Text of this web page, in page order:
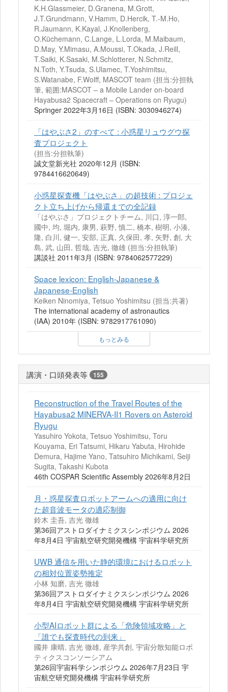
K.H.Glassmeier, D.Granena, M.Grott,
J.T.Grundmann, V.Hamm, D.Hercik, T.-M.Ho,
R.Jaumann, K.Kayal, J.Knollenberg,
O.Küchemann, C.Lange, L.Lorda, M.Maibaum,
D.May, Y.Mimasu, A.Moussi, T.Okada, J.Reill,
T.Saiki, K.Sasaki, M.Schlotterer, N.Schmitz,
N.Toth, Y.Tsuda, S.Ulamec, T.Yoshimitsu,
S.Watanabe, F.Wolff, MASCOT team (担当:分担執
筆, 範囲:MASCOT – a Mobile Lander on-board
Hayabusa2 Spacecraft – Operations on Ryugu)
Springer 2022年3月16日 (ISBN: 3030946274)
「はやぶさ2」のすべて : 小惑星リュウグウ探
査プロジェクト
(担当:分担執筆)
誠文堂新光社 2020年12月 (ISBN:
9784416620649)
小惑星探査機「はやぶさ」の超技術 : プロジェ
クト立ち上げから帰還までの全記録
「はやぶさ」プロジェクトチーム, 川口, 淳一郎,
國中, 均, 堀内, 康男, 萩野, 慎二, 橋本, 樹明, 小湊,
隆, 白川, 健一, 安部, 正真, 久保田, 孝, 矢野, 創, 大
島, 武, 山田, 哲哉, 吉光, 徹雄 (担当:分担執筆)
講談社 2011年3月 (ISBN: 9784062577229)
Space lexicon: English-Japanese &
Japanese-English
Keiken Ninomiya, Tetsuo Yoshimitsu (担当:共著)
The international academy of astronautics
(IAA) 2010年 (ISBN: 9782917761090)
もっとみる
講演・口頭発表等 155
Reconstruction of the Travel Routes of the
Hayabusa2 MINERVA-II1 Rovers on Asteroid
Ryugu
Yasuhiro Yokota, Tetsuo Yoshimitsu, Toru
Kouyama, Eri Tatsumi, Hikaru Yabuta, Hirohide
Demura, Hajime Yano, Tatsuhiro Michikami, Seiji
Sugita, Takashi Kubota
46th COSPAR Scientific Assembly 2026年8月2日
月・惑星探査ロボットアームへの適用に向け
た超音波モータの適応制御
鈴木 圭吾, 吉光 徹雄
第36回アストロダイナミクスシンポジウム 2026
年8月4日 宇宙航空研究開発機構 宇宙科学研究所
UWB 通信を用いた静的環境におけるロボット
の相対位置姿勢推定
小林 知磨, 吉光 徹雄
第36回アストロダイナミクスシンポジウム 2026
年8月4日 宇宙航空研究開発機構 宇宙科学研究所
小型AIロボット群による「危険領域攻略」と
「誰でも探査時代の到来」
國井 康晴, 吉光 徹雄, 産学共創, 宇宙分散知能ロボ
ティクスコンソーシアム
第26回宇宙科学シンポジウム 2026年7月23日 宇
宙航空研究開発機構 宇宙科学研究所